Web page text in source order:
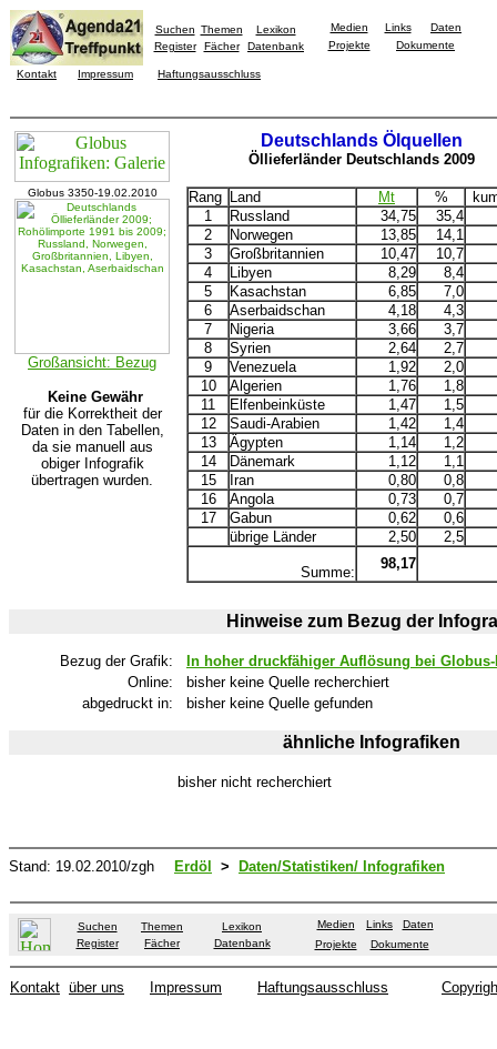
Suchen Themen
Lexikon
Register
Fächer Datenbank
Medien Links
Daten
Projekte
Dokumente
Kontakt Impressum Haftungsausschluss
Deutschlands Ölquellen
Öllieferländer Deutschlands 2009
Globus 3350-19.02.2010
Großansicht: Bezug
Keine Gewähr
für die Korrektheit der
Daten in den Tabellen,
da sie manuell aus
obiger Infografik
übertragen wurden.
Rang Land Mt %
1
Russland 34,75
35,4
2
Norwegen 13,85
14,1
3
Großbritannien 10,47
10,7
4
Libyen 8,29
8,4
5
Kasachstan 6,85
7,0
6
Aserbaidschan 4,18
4,3
7
Nigeria 3,66
3,7
8
Syrien 2,64
2,7
9
Venezuela 1,92
2,0
10
Algerien 1,76
1,8
11
Elfenbeinküste 1,47
1,5
12
Saudi-Arabien 1,42
1,4
13
Ägypten 1,14
1,2
14
Dänemark 1,12
1,1
15
Iran 0,80
0,8
16
Angola 0,73
0,7
17
Gabun 0,62
0,6
übrige Länder
2,50 2,5
Summe:
98,17
Hinweise zum Bezug der
Bezug der Grafik:
In hoher druckfähiger Auflösung bei
Online:
bisher keine Quelle recherchiert
abgedruckt in:
bisher keine Quelle gefunden
ähnliche Infografiken
bisher nicht recherchiert
Stand: 19.02.2010/zgh Erdöl > Daten/Statistiken/ Infografiken
Suchen Themen
Lexikon
Register
Fächer Datenbank
Medien Links
Daten
Projekte
Dokumente
Kontakt über uns Impressum Haftungsausschluss